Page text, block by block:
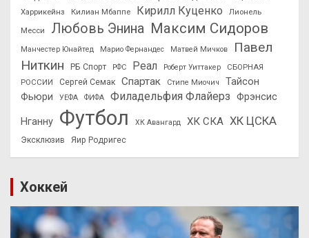
Харрикейнз
Килиан Мбаппе Кирилл Куценко
Лионель
Месси
Любовь Энина Максим Сидоров
Манчестер Юнайтед Марио Фернандес Матвей Мичков
Павел
Ниткин
РБ Спорт РФС Реал Роберт Уиттакер
СБОРНАЯ
РОССИИ
Сергей Семак Спартак Стипе Миочич
Тайсон
Фьюри
УЕФА ФИФА Филадельфия Флайерз Фрэнсис
Нганну Футбол ХК Авангард ХК СКА ХК ЦСКА
Эксклюзив Яир Родригес
Хоккей